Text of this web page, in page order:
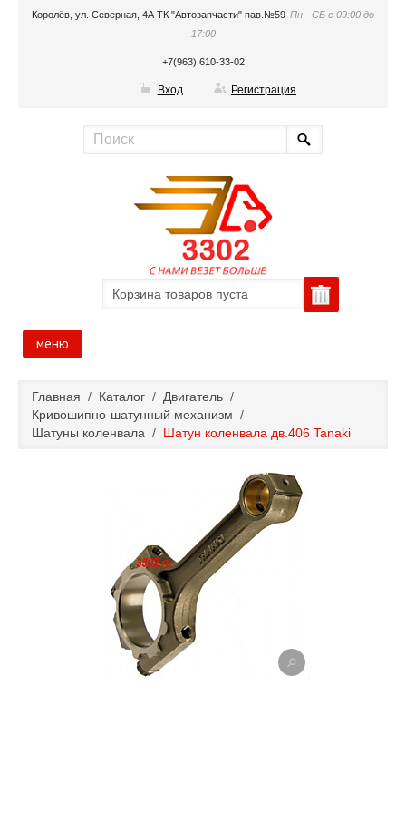
Королёв, ул. Северная, 4А ТК "Автозапчасти" пав.№59 Пн - СБ с 09:00 до
17:00
+7(963) 610-33-02
Вход Регистрация
Корзина товаров пуста
меню
Каталог
Главная / Каталог / Двигатель /
Кривошипно-шатунный механизм /
Шатуны коленвала / Шатун коленвала дв.406 Tanaki